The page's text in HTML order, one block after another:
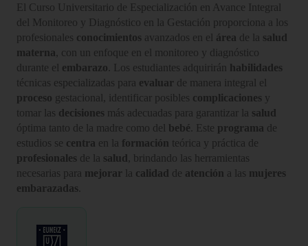
El Curso Universitario de Especialización en Avance Integral
del Monitoreo y Diagnóstico en la Gestación proporciona a los
profesionales conocimientos avanzados en el área de la salud
materna , con un enfoque en el monitoreo y diagnóstico
durante el embarazo . Los estudiantes adquirirán habilidades
técnicas especializadas para evaluar de manera integral el
proceso gestacional, identificar posibles complicaciones y
tomar las decisiones más adecuadas para garantizar la salud
óptima tanto de la madre como del bebé . Este programa de
estudios se centra en la formación teórica y práctica de
profesionales de la salud , brindando las herramientas
necesarias para mejorar la calidad de atención a las mujeres
embarazadas